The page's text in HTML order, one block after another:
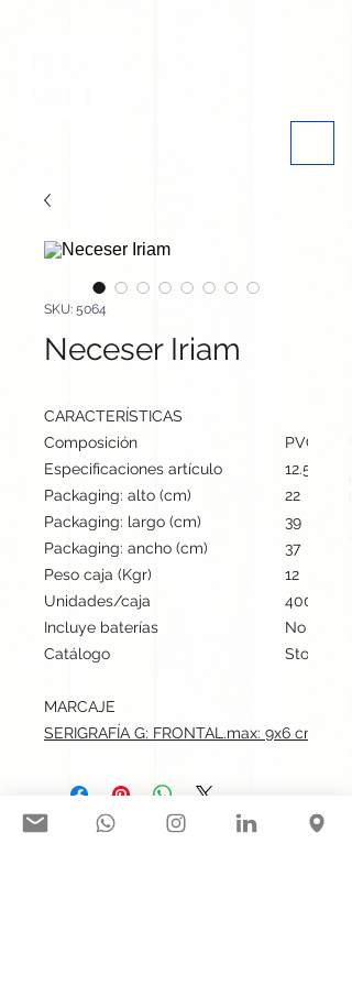
SKU: 5064
Neceser Iriam
CARACTERÍSTICAS
Composición
PVC
Especificaciones artículo
12.5 cm
Packaging: alto (cm)
22
Packaging: largo (cm)
39
Packaging: ancho (cm)
37
Peso caja (Kgr)
12
Unidades/caja
400
Incluye baterías
No
Catálogo
Stock
MARCAJE
SERIGRAFÍA G: FRONTAL.max: 9x6 cm